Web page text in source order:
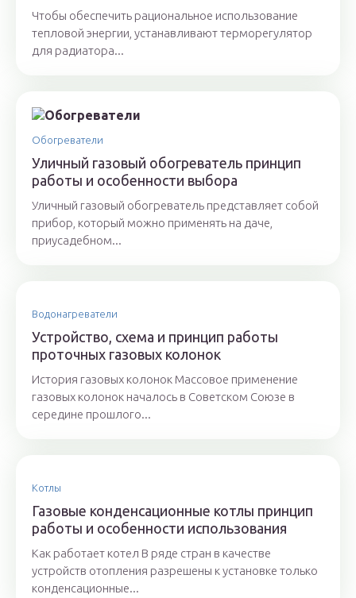
Чтобы обеспечить рациональное использование
тепловой энергии, устанавливают терморегулятор
для радиатора...
Обогреватели
Уличный газовый обогреватель принцип
работы и особенности выбора
Уличный газовый обогреватель представляет собой
прибор, который можно применять на даче,
приусадебном...
Водонагреватели
Устройство, схема и принцип работы
проточных газовых колонок
История газовых колонок Массовое применение
газовых колонок началось в Советском Союзе в
середине прошлого...
Котлы
Газовые конденсационные котлы принцип
работы и особенности использования
Как работает котел В ряде стран в качестве
устройств отопления разрешены к установке только
конденсационные...